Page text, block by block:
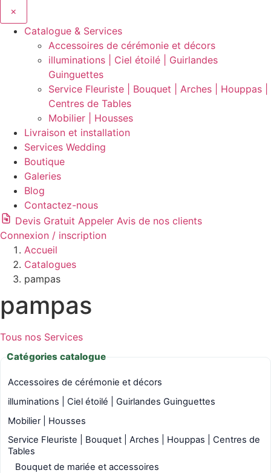
×
Catalogue & Services
Accessoires de cérémonie et décors
illuminations | Ciel étoilé | Guirlandes
Guinguettes
Service Fleuriste | Bouquet | Arches | Houppas |
Centres de Tables
Mobilier | Housses
Livraison et installation
Services Wedding
Boutique
Galeries
Blog
Contactez-nous
Devis Gratuit Appeler Avis de nos clients
Connexion / inscription
Accueil
Catalogues
pampas
pampas
Tous nos Services
Catégories catalogue
Accessoires de cérémonie et décors
illuminations | Ciel étoilé | Guirlandes Guinguettes
Mobilier | Housses
Service Fleuriste | Bouquet | Arches | Houppas | Centres de
Tables
Bouquet de mariée et accessoires